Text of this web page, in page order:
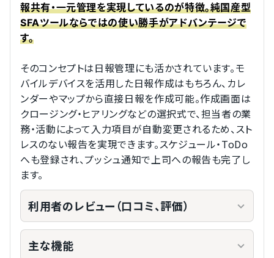
報共有・一元管理を実現しているのが特徴。純国産型
SFAツールならではの使い勝手がアドバンテージで
す。
そのコンセプトは日報管理にも活かされています。モ
バイルデバイスを活用した日報作成はもちろん、カレ
ンダーやマップから直接日報を作成可能。作成画面は
クロージング・ヒアリングなどの選択式で、担当者の業
務・活動によって入力項目が自動変更されるため、スト
レスのない報告を実現できます。スケジュール・ToDo
へも登録され、プッシュ通知で上司への報告も完了し
ます。
利用者のレビュー（口コミ、評価）
主な機能